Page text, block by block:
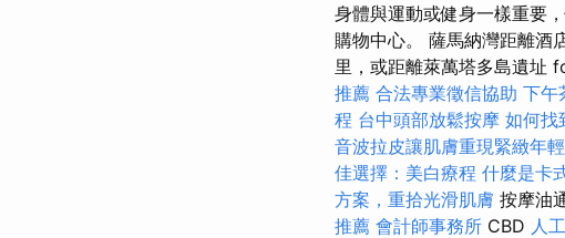
身體與運動或健身一樣重要
購物中心。 薩馬納灣距離酒
里，或距離萊萬塔多島遺址
推薦 合法專業徵信協助 下午
程 台中頭部放鬆按摩 如何找
音波拉皮讓肌膚重現緊緻年輕
佳選擇：美白療程 什麼是卡
方案，重拾光滑肌膚 按摩油
推薦 會計師事務所 CBD 人